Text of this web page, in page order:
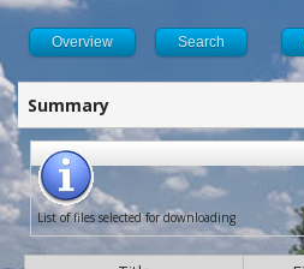
Overview Search
Summary
List of files selected for downloading